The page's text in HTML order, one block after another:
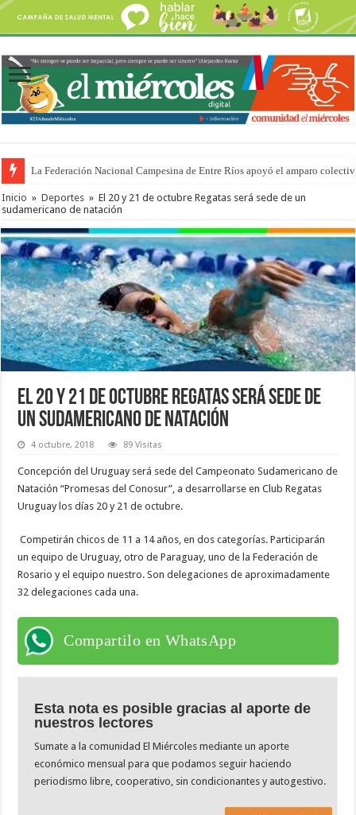
La Federación Nacional Campesina de Entre Ríos apoyó el amparo
Inicio » Deportes » El 20 y 21 de octubre Regatas será sede de un
sudamericano de natación
El 20 y 21 de octubre Regatas será sede de
un sudamericano de natación
4 octubre, 2018 89 Visitas
Concepción del Uruguay será sede del Campeonato Sudamericano de
Natación “Promesas del Conosur”, a desarrollarse en Club Regatas
Uruguay los días 20 y 21 de octubre.
Competirán chicos de 11 a 14 años, en dos categorías. Participarán
un equipo de Uruguay, otro de Paraguay, uno de la Federación de
Rosario y el equipo nuestro. Son delegaciones de aproximadamente
32 delegaciones cada una.
Compartilo en WhatsApp
Esta nota es posible gracias al aporte de
nuestros lectores
Sumate a la comunidad El Miércoles mediante un aporte
económico mensual para que podamos seguir haciendo
periodismo libre, cooperativo, sin condicionantes y autogestivo.